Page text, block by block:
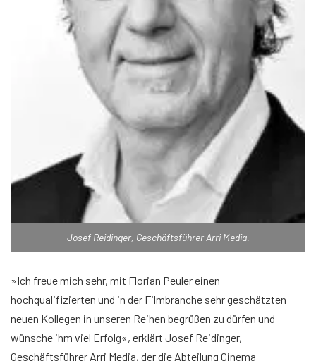
Josef Reidinger, Geschäftsführer Arri Media.
»Ich freue mich sehr, mit Florian Peuler einen
hochqualifizierten und in der Filmbranche sehr geschätzten
neuen Kollegen in unseren Reihen begrüßen zu dürfen und
wünsche ihm viel Erfolg«, erklärt Josef Reidinger,
Geschäftsführer Arri Media, der die Abteilung Cinema